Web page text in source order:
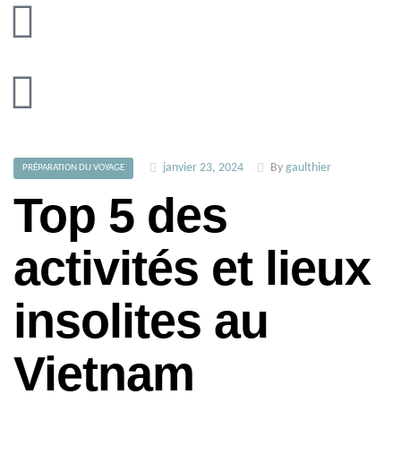
PRÉPARATION DU VOYAGE janvier 23, 2024 By gaulthier
Top 5 des
activités et lieux
insolites au
Vietnam